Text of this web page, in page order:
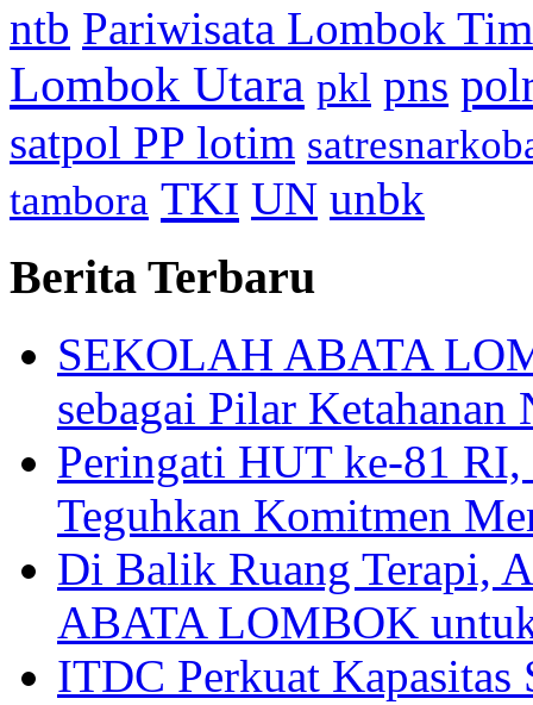
ntb Pariwisata Lombok
Lombok Utara pkl pns
satpol PP lotim
tambora TKI UN unbk
Berita Terbaru
SEKOLAH ABATA
sebagai Pilar Ketahanan
Peringati HUT ke-81
Teguhkan Komitmen
Di Balik Ruang Terapi,
ABATA LOMBOK
ITDC Perkuat